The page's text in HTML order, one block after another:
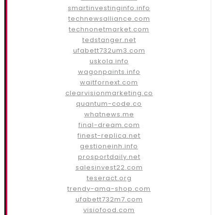
smartinvestinginfo.info
technewsalliance.com
technonetmarket.com
tedstanger.net
ufabett732um3.com
uskola.info
wagonpaints.info
waitfornext.com
clearvisionmarketing.co
quantum-code.co
whatnews.me
final-dream.com
finest-replica.net
gestioneinh.info
prosportdaily.net
salesinvest22.com
teseract.org
trendy-ama-shop.com
ufabett732m7.com
visiofood.com